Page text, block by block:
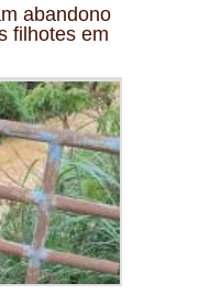
abandono
filhotes em